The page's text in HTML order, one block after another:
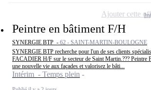
Peintre en bâtiment F/H
SYNERGIE BTP - 62 - SAINT-MARTIN-BOULOGNE
SYNERGIE BTP recherche pour l'un de ses clients
FACADIER H/F sur le secteur de Saint Martin.??? Peintre
une nouvelle vie aux façades et valorisez le bâti...
Intérim - Temps plein
Ajouter cette